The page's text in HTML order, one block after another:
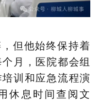
但他始终保持着
月，医院都会组
训和应急流程演
休息时间查阅文